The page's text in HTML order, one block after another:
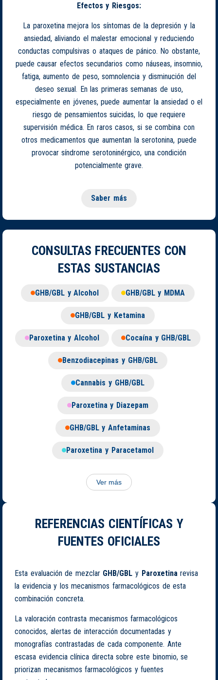
Efectos y Riesgos:
La paroxetina mejora los síntomas de la depresión y la
ansiedad, aliviando el malestar emocional y reduciendo
conductas compulsivas o ataques de pánico. No obstante,
puede causar efectos secundarios como náuseas, insomnio,
fatiga, aumento de peso, somnolencia y disminución del
deseo sexual. En las primeras semanas de uso,
especialmente en jóvenes, puede aumentar la ansiedad o el
riesgo de pensamientos suicidas, lo que requiere
supervisión médica. En raros casos, si se combina con
otros medicamentos que aumentan la serotonina, puede
provocar síndrome serotoninérgico, una condición
potencialmente grave.
Saber más
CONSULTAS FRECUENTES CON
ESTAS SUSTANCIAS
GHB/GBL y Alcohol GHB/GBL y MDMA
GHB/GBL y Ketamina
Paroxetina y Alcohol Cocaína y GHB/GBL
Benzodiacepinas y GHB/GBL
Cannabis y GHB/GBL
Paroxetina y Diazepam
GHB/GBL y Anfetaminas
Paroxetina y Paracetamol
Ver más
REFERENCIAS CIENTÍFICAS Y
FUENTES OFICIALES
Esta evaluación de mezclar GHB/GBL y Paroxetina revisa
la evidencia y los mecanismos farmacológicos de esta
combinación concreta.
La valoración contrasta mecanismos farmacológicos
conocidos, alertas de interacción documentadas y
monografías contrastadas de cada componente. Ante
escasa evidencia clínica directa sobre este binomio, se
priorizan mecanismos farmacológicos y fuentes